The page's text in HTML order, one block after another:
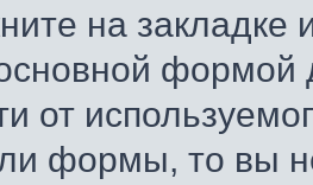
на
формой
от
формы, то вы